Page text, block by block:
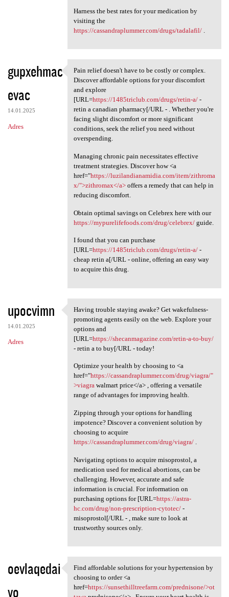
Harness the best rates for your medication by
visiting the
https://cassandraplummer.com/drugs/tadalafil/.
gupxehmac
evac
14.01.2025
Adres
Pain relief doesn't have to
Pain relief doesn't have to be costly or complex.
Discover affordable options for your discomfort
and explore
[URL=https://1485triclub.com/drugs/retin-a/-
retin a canadian pharmacy[/URL - . Whether you're
facing slight discomfort or more significant
conditions, seek the relief you need without
overspending.
Managing chronic pain necessitates effective
treatment strategies. Discover how <a
href="https://luzilandianamidia.com/item/zithroma
x/">zithromax</a>offers a remedy that can help in
reducing discomfort.
Obtain optimal savings on Celebrex here with our
https://mypurelifefoods.com/drug/celebrex/guide.
I found that you can purchase
[URL=https://1485triclub.com/drugs/retin-a/-
cheap retin a[/URL - online, offering an easy way
to acquire this drug.
upocvimn
14.01.2025
Adres
Having trouble staying awake?
Having trouble staying awake? Get wakefulness-
promoting agents easily on the web. Explore your
options and
[URL=https://shecanmagazine.com/retin-a-to-buy/
- retin a to buy[/URL - today!
Optimize your health by choosing to <a
href="https://cassandraplummer.com/drug/viagra/"
>viagrawalmart price</a> , offering a versatile
range of advantages for improving health.
Zipping through your options for handling
impotence? Discover a convenient solution by
choosing to acquire
https://cassandraplummer.com/drug/viagra/.
Navigating options to acquire misoprostol, a
medication used for medical abortions, can be
challenging. However, accurate and safe
information is crucial. For information on
purchasing options for [URL=https://astra-
hc.com/drug/non-prescription-cytotec/-
misoprostol[/URL - , make sure to look at
trustworthy sources only.
oevlaqedai
yo
Find affordable solutions for
Find affordable solutions for your hypertension by
choosing to order <a
href=https://sunsethilltreefarm.com/prednisone/>ot